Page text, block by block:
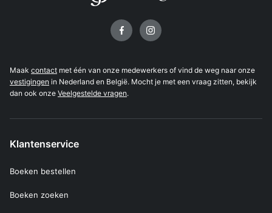
Maak contact met één van onze medewerkers of vind de weg naar onze
vestigingen in Nederland en België. Mocht je met een vraag zitten, bekijk
dan ook onze Veelgestelde vragen.
Klantenservice
Boeken bestellen
Boeken zoeken